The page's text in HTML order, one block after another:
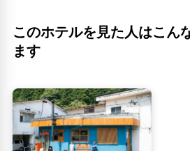
このホテルを見た人はこん
ます